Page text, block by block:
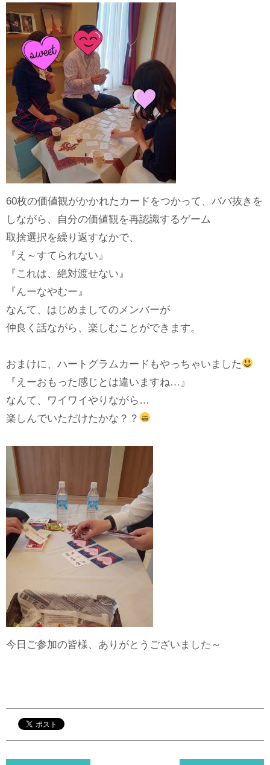
60枚の価値観がかかれたカードをつかって、ババ抜きを
しながら、自分の価値観を再認識するゲーム
取捨選択を繰り返すなかで、
『え～すてられない』
『これは、絶対渡せない』
『んーなやむー』
なんて、はじめましてのメンバーが
仲良く話ながら、楽しむことができます。
おまけに、ハートグラムカードもやっちゃいました
『えーおもった感じとは違いますね…』
なんて、ワイワイやりながら…
楽しんでいただけたかな？？
今日ご参加の皆様、ありがとうございました～